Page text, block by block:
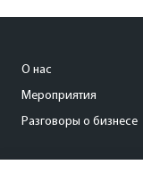
О нас
Мероприятия
Разговоры о бизнесе